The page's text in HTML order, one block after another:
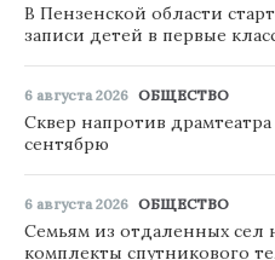
В Пензенской области
записи детей в первые
6 августа 2026 ОБЩЕСТВО
Сквер напротив
сентябрю
6 августа 2026 ОБЩЕСТВО
Семьям из отдаленных сел
комплекты спутникового